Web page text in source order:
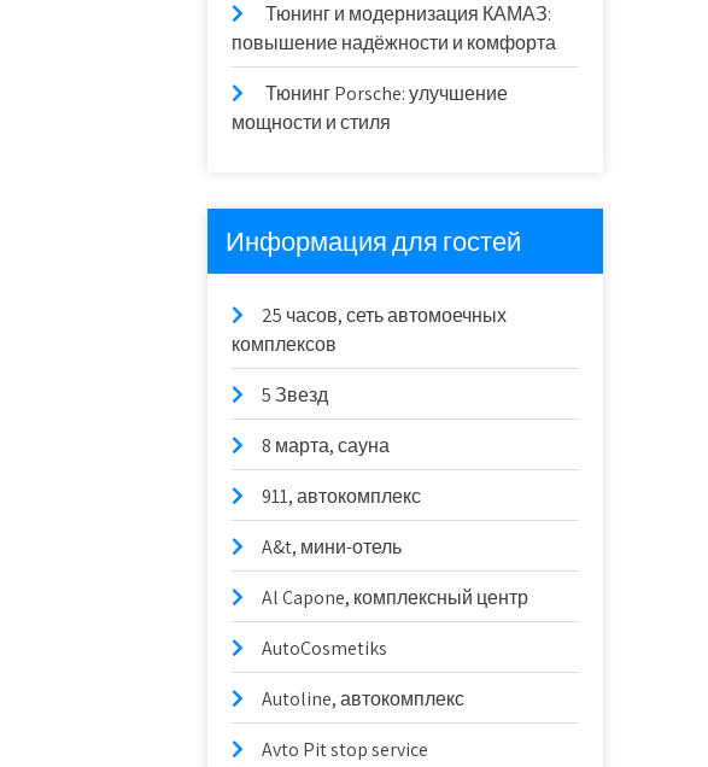
Тюнинг и модернизация КАМАЗ:
повышение надёжности и комфорта
Тюнинг Porsche: улучшение
мощности и стиля
Информация для гостей
25 часов, сеть автомоечных
комплексов
5 Звезд
8 марта, сауна
911, автокомплекс
A&t, мини-отель
Al Capone, комплексный центр
AutoCosmetiks
Autoline, автокомплекс
Avto Pit stop service